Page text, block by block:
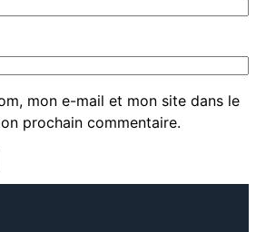
mon e-mail et mon site dans le
prochain commentaire.